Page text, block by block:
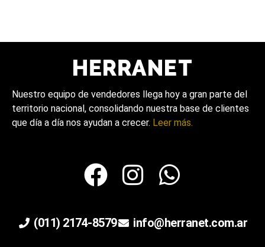
Nuestro equipo de vendedores llega hoy a gran parte del
territorio nacional, consolidando nuestra base de clientes
que día a día nos ayudan a crecer. Leer más.
(011) 2174-8579 info@herranet.com.ar